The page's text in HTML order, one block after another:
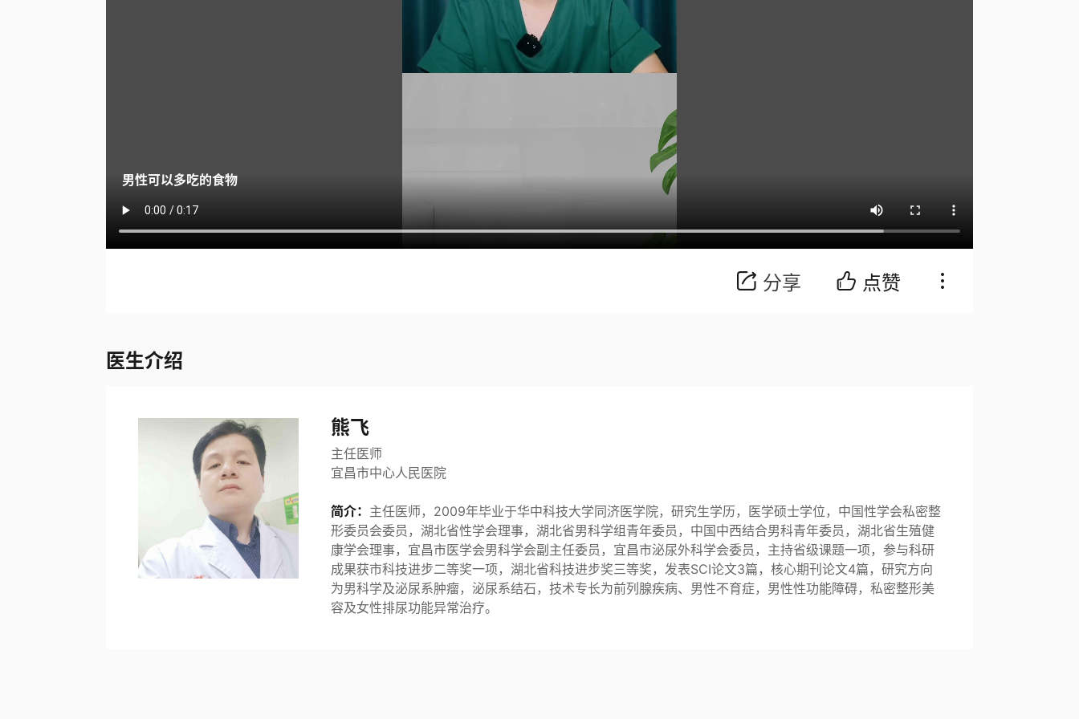
男性可以多吃的食物
分享 点赞
医生介绍
熊飞
主任医师
宜昌市中心人民医院
简介： 主任医师，2009年毕业于华中科技大学同济医学院，研究生学历，医学硕士学位，中国性学会私密整
形委员会委员，湖北省性学会理事，湖北省男科学组青年委员，中国中西结合男科青年委员，湖北省生殖健
康学会理事，宜昌市医学会男科学会副主任委员，宜昌市泌尿外科学会委员，主持省级课题一项，参与科研
成果获市科技进步二等奖一项，湖北省科技进步奖三等奖，发表SCI论文3篇，核心期刊论文4篇，研究方向
为男科学及泌尿系肿瘤，泌尿系结石，技术专长为前列腺疾病、男性不育症，男性性功能障碍，私密整形美
容及女性排尿功能异常治疗。